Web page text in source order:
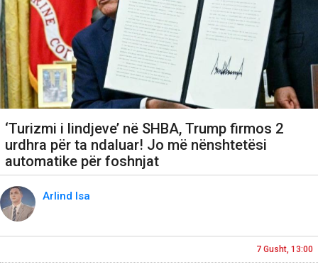
‘Turizmi i lindjeve’ në SHBA, Trump firmos 2
urdhra për ta ndaluar! Jo më nënshtetësi
automatike për foshnjat
Arlind Isa
7 Gusht, 13:00